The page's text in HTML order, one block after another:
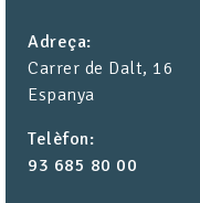
Adreça
Carrer de Dalt, 16
Espanya
Telèfon
93 685 80 00